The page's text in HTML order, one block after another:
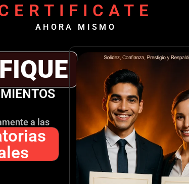
prioridades.
AHORA MISMO
a las